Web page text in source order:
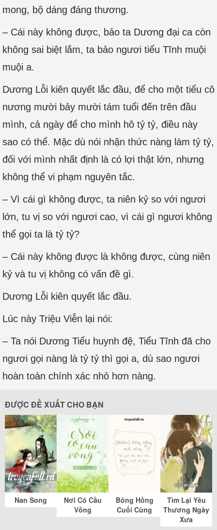
mong, bộ dáng đáng thương.
– Cái này không được, bảo ta Dương đại ca còn
không sai biệt lắm, ta bảo ngươi tiểu Tĩnh muội
muội a.
Dương Lỗi kiên quyết lắc đầu, để cho một tiểu cô
nương mười bảy mười tám tuổi đến trên đầu
mình, cả ngày để cho mình hô tỷ tỷ, điều này
sao có thể. Mặc dù nói nhận thức nàng làm tỷ tỷ,
đối với mình nhất định là có lợi thật lớn, nhưng
không thể vi phạm nguyên tắc.
– Vì cái gì không được, ta niên kỷ so với ngươi
lớn, tu vị so với ngươi cao, vì cái gì ngươi không
thể gọi ta là tỷ tỷ?
– Cái này không được là không được, cùng niên
kỷ và tu vị không có vấn đề gì.
Dương Lỗi kiên quyết lắc đầu.
Lúc này Triệu Viễn lại nói:
– Ta nói Dương Tiểu huynh đệ, Tiểu Tĩnh đã cho
ngươi gọi nàng là tỷ tỷ thì gọi a, dù sao ngươi
hoàn toàn chính xác nhỏ hơn nàng.
ĐƯỢC ĐỀ XUẤT CHO BẠN
Nan Song
Nơi Có Cầu
Vồng
Bông Hồng
Cuối Cùng
Tìm Lại Yêu
Thương Ngày
Xưa